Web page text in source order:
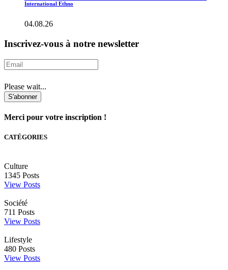
International Ethno
04.08.26
Inscrivez-vous à notre newsletter
Please wait...
S'abonner
Merci pour votre inscription !
CATÉGORIES
Culture
1345 Posts
View Posts
Société
711 Posts
View Posts
Lifestyle
480 Posts
View Posts